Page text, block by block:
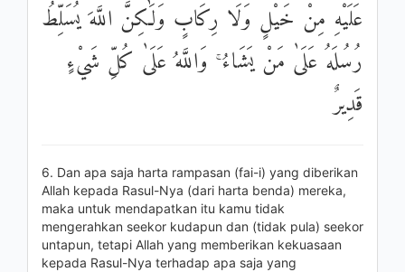
عَلَيْهِ مِنْ خَيْلٍ وَلَا رِكَابٍ وَلَٰكِنَّ اللَّهَ يُسَلِّطُ
رُسُلَهُ عَلَىٰ مَنْ يَشَاءُ ۚ وَاللَّهُ عَلَىٰ كُلِّ شَيْءٍ
قَدِيرٌ
6. Dan apa saja harta rampasan (fai-i) yang diberikan
Allah kepada Rasul-Nya (dari harta benda) mereka,
maka untuk mendapatkan itu kamu tidak
mengerahkan seekor kudapun dan (tidak pula) seekor
untapun, tetapi Allah yang memberikan kekuasaan
kepada Rasul-Nya terhadap apa saja yang